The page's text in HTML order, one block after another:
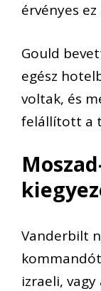
érvényes
Gould
egész
voltak, és
felállított a
Vanderbilt
izraeli,